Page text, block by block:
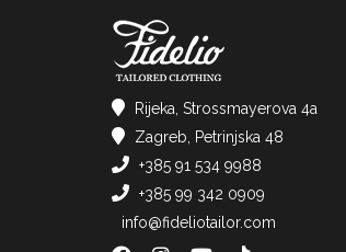
Rijeka, Strossmayerova 4a
Zagreb, Petrinjska 48
+385 91 534 9988
+385 99 342 0909
info@fideliotailor.com